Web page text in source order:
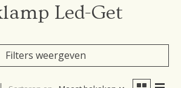
Led-Get
Filters weergeven